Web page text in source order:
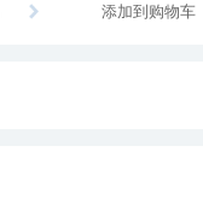
添加到购物车